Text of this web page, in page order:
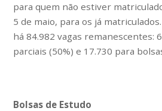
para quem não estiver
5 de maio, para os já
há 84.982 vagas remanescentes:
parciais (50%) e 17.730 para
Bolsas de Estudo